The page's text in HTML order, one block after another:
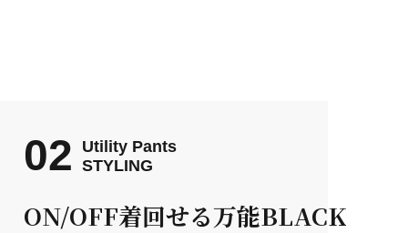
02
Utility Pants
STYLING
ON/OFF着回せる万能BLACK